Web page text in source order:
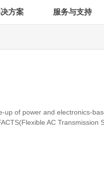
方案 服务与支持
up of power and electronics-
AC Transmission